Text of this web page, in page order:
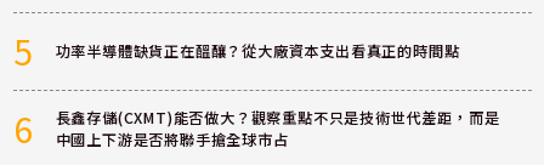
5 功率半導體缺貨正在醞釀？從大廠資本支出看真正的時間點
6
長鑫存儲(CXMT)能否做大？觀察重點不只是技術世代差距，而是
中國上下游是否將聯手搶全球市占